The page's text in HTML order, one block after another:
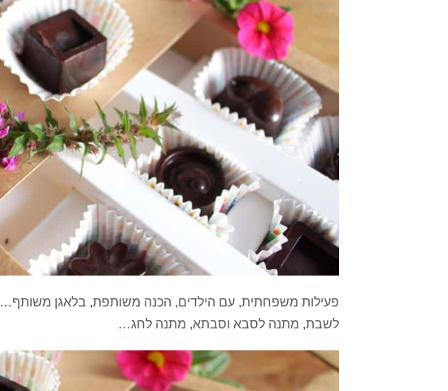
פעילות משפחתית, עם הילדים, הכנה משותפת, בלאגן משותף…
לשבת, מתנה לסבא וסבתא, מתנה לחג…